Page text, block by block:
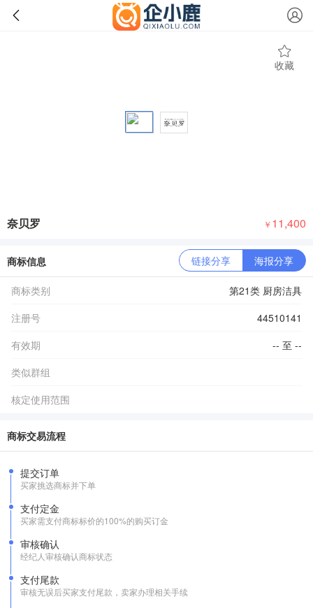
收藏
奈贝罗 ￥ 11,400
商标信息 链接分享 海报分享
商标类别
第21类 厨房洁具
注册号
44510141
有效期
-- 至 --
类似群组
核定使用范围
商标交易流程
提交订单
买家挑选商标并下单
支付定金
买家需支付商标标价的100%的购买订金
审核确认
经纪人审核确认商标状态
支付尾款
审核无误后买家支付尾款，卖家办理相关手续